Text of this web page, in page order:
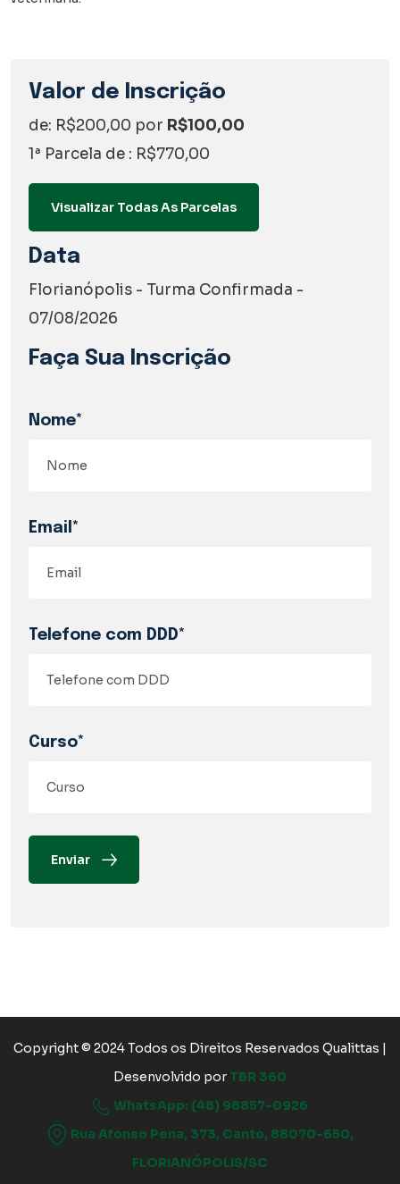
Valor de Inscrição
de: R$200,00 por R$100,00
1ª Parcela de : R$770,00
Visualizar Todas As Parcelas
Data
Florianópolis - Turma Confirmada -
07/08/2026
Faça Sua Inscrição
Nome*
Email*
Telefone com DDD*
Curso*
Enviar
Copyright © 2024 Todos os Direitos Reservados Qualittas |
Desenvolvido por TBR 360
WhatsApp: (48) 98857-0926
Rua Afonso Pena, 373, Canto, 88070-650,
FLORIANÓPOLIS/SC